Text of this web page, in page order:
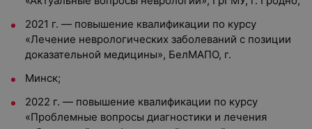
2021 г. — повышение квалификации по курсу
«Лечение неврологических заболеваний с позиции
доказательной медицины», БелМАПО, г.
Минск;
2022 г. — повышение квалификации по курсу
«Проблемные вопросы диагностики и лечения